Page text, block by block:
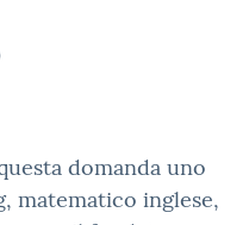
domanda uno
matematico inglese,